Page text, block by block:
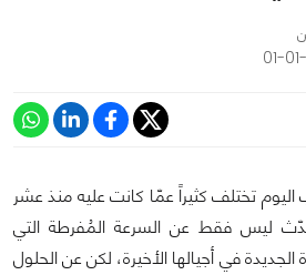
تختلف كثيراً عمّا كانت عليه منذ عشر
ليس فقط عن السرعة المُفرطة التي
في أجيالها الأخيرة، لكن عن الحلول